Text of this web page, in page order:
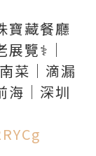
寶藏餐廳
覽⚕️｜
菜｜滴漏
海｜深圳